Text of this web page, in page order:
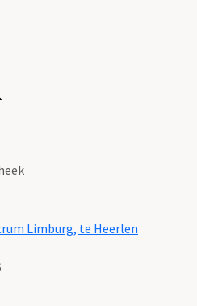
Limburg, te Heerlen